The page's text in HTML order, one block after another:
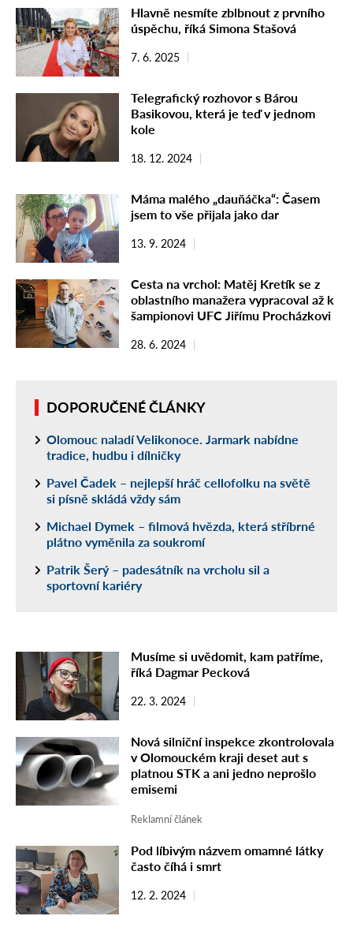
Hlavně nesmíte zblbnout z prvního
úspěchu, říká Simona Stašová
7. 6. 2025
Telegrafický rozhovor s Bárou
Basikovou, která je teď v jednom
kole
18. 12. 2024
Máma malého „dauňáčka“: Časem
jsem to vše přijala jako dar
13. 9. 2024
Cesta na vrchol: Matěj Kretík se z
oblastního manažera vypracoval až k
šampionovi UFC Jiřímu Procházkovi
28. 6. 2024
DOPORUČENÉ ČLÁNKY
Olomouc naladí Velikonoce. Jarmark nabídne
tradice, hudbu i dílničky
Pavel Čadek – nejlepší hráč cellofolku na světě
si písně skládá vždy sám
Michael Dymek – filmová hvězda, která stříbrné
plátno vyměnila za soukromí
Patrik Šerý – padesátník na vrcholu sil a
sportovní kariéry
Musíme si uvědomit, kam patříme,
říká Dagmar Pecková
22. 3. 2024
Nová silniční inspekce zkontrolovala
v Olomouckém kraji deset aut s
platnou STK a ani jedno neprošlo
emisemi
Reklamní článek
Pod líbivým názvem omamné látky
často číhá i smrt
12. 2. 2024